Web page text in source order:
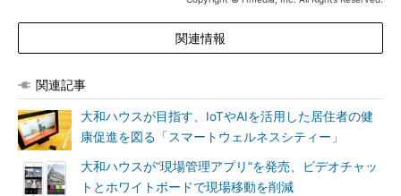
関連情報
関連記事
大和ハウスが目指す、IoTやAIを活用した居住者の健
康促進を図る「スマートウェルネスシティー」
大和ハウスが“現場管理アプリ”を発売、ビデオチャッ
トとホワイトボードで現場移動を削減